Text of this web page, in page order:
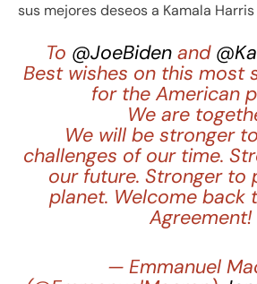
sus mejores deseos a Kamala
To @JoeBidenand
Best wishes on this most
for the American
We are
We will be stronger
challenges of our time.
our future. Stronger to
planet. Welcome back
Agreement!
— Emmanuel